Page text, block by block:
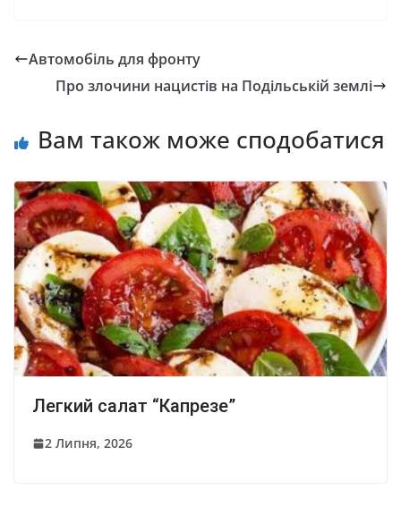
Автомобіль для фронту
Про злочини нацистів на Подільській землі
Вам також може сподобатися
Легкий салат “Капрезе”
2 Липня, 2026